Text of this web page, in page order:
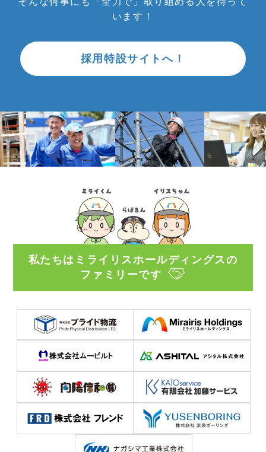
います！
採用特設サイトへ！
私たちはミライリスホールディングスの
ファミリーです